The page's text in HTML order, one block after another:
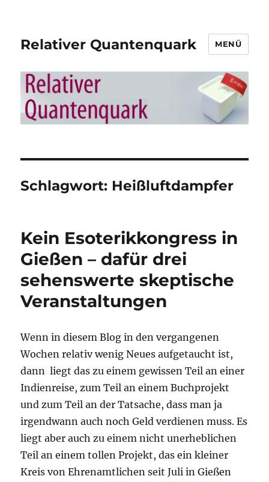
Relativer Quantenquark MENÜ
Schlagwort: Heißluftdampfer
Kein Esoterikkongress in
Gießen – dafür drei
sehenswerte skeptische
Veranstaltungen
Wenn in diesem Blog in den vergangenen
Wochen relativ wenig Neues aufgetaucht ist,
dann liegt das zu einem gewissen Teil an einer
Indienreise, zum Teil an einem Buchprojekt
und zum Teil an der Tatsache, dass man ja
irgendwann auch noch Geld verdienen muss. Es
liegt aber auch zu einem nicht unerheblichen
Teil an einem tollen Projekt, das ein kleiner
Kreis von Ehrenamtlichen seit Juli in Gießen